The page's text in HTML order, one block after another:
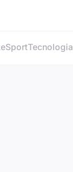
SportTecnologia